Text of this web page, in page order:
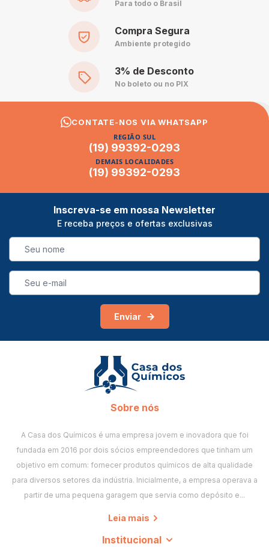
resultado é um residual mais estável do que o obtido com
aplicações pontuais de granulado, que criam picos e quedas.
Vantagens da cloração contínua
Menos trabalho diário
piscina pouco visitada
Menos desperdíciode produto por sobredosagem
Tratamento 3 em 1, com ação algicida e clarificante junto
Cuidados importantes
Regule a abertura do clorador conforme o volume da piscina e
a temperatura, porque no calor a dissolução é mais rápida.
Evite deixar o clorador parado sobre o revestimento,
principalmente em vinil e fibra, já que a concentração de cloro
em contato direto pode manchar. Continue medindo cloro e
pelo menos duas vezes por semana: o clorador facilita a
Compre cloradores e tabletes na Casa dos
Clorador flutuante e tabletes Genco, com nota fiscal e envio
análise.
Perguntas frequentes
Quanto tempo dura um tablete de 200 g?
CONTATE-NOS VIA WHATSAPP
REGIÃO SUL
(19) 99392-0293
DEMAIS LOCALIDADES
(19) 99392-0293
Para todo o Brasil
Compra Segura
Ambiente protegido
3% de Desconto
No boleto ou no PIX
Inscreva-se em nossa Newsletter
E receba preços e ofertas exclusivas
Enviar
Sobre nós
A Casa dos Químicos é uma empresa jovem e inovadora que foi
fundada em 2016 por dois sócios empreendedores que tinham um
objetivo em comum: fornecer produtos químicos de alta qualidade
para diversos setores da indústria. Inicialmente, a empresa operava a
partir de uma pequena garagem que servia como depósito e...
Leia mais
Institucional